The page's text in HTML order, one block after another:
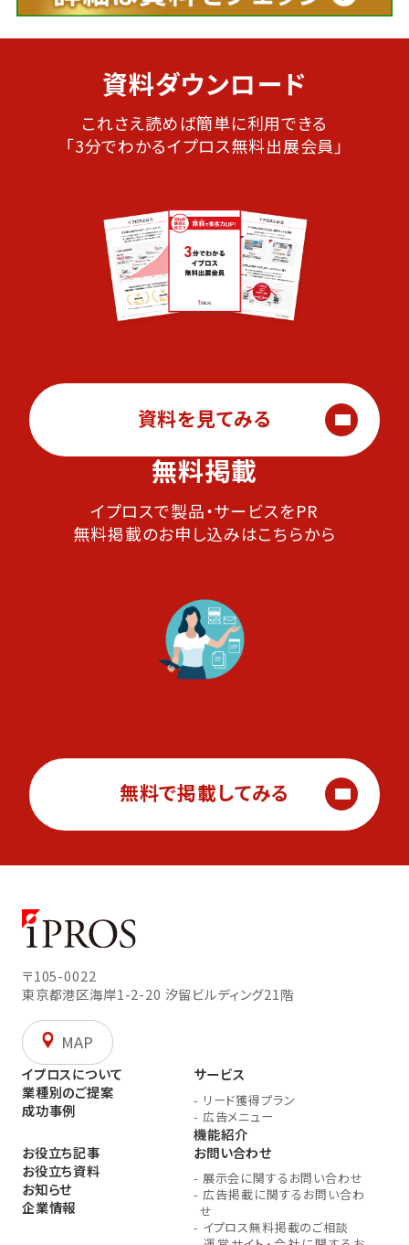
資料ダウンロード
これさえ読めば簡単に利用できる
「3分でわかるイプロス無料出展会員」
資料を見てみる
無料掲載
イプロスで製品・サービスをPR
無料掲載のお申し込みはこちらから
無料で掲載してみる
〒105-0022
東京都港区海岸1-2-20 汐留ビルディング21階
MAP
イプロスについて
業種別のご提案
成功事例
サービス
- リード獲得プラン
- 広告メニュー
機能紹介
お役立ち記事
お役立ち資料
お知らせ
企業情報
お問い合わせ
- 展示会に関するお問い合わせ
- 広告掲載に関するお問い合わ
せ
- イプロス無料掲載のご相談